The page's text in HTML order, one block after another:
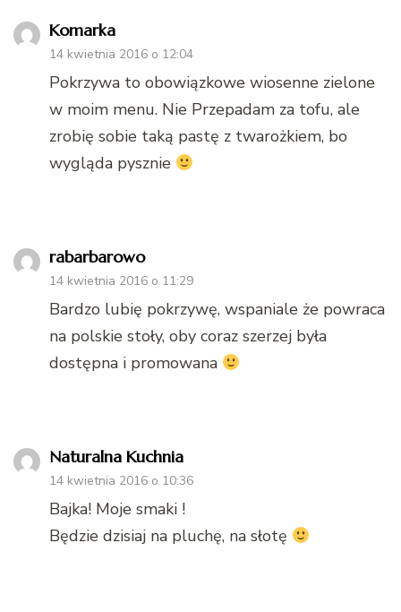
Komarka
14 kwietnia 2016 o 12:04
Pokrzywa to obowiązkowe wiosenne zielone
w moim menu. Nie Przepadam za tofu, ale
zrobię sobie taką pastę z twarożkiem, bo
wygląda pysznie
rabarbarowo
14 kwietnia 2016 o 11:29
Bardzo lubię pokrzywę, wspaniale że powraca
na polskie stoły, oby coraz szerzej była
dostępna i promowana
Naturalna Kuchnia
14 kwietnia 2016 o 10:36
Bajka! Moje smaki !
Będzie dzisiaj na pluchę, na słotę